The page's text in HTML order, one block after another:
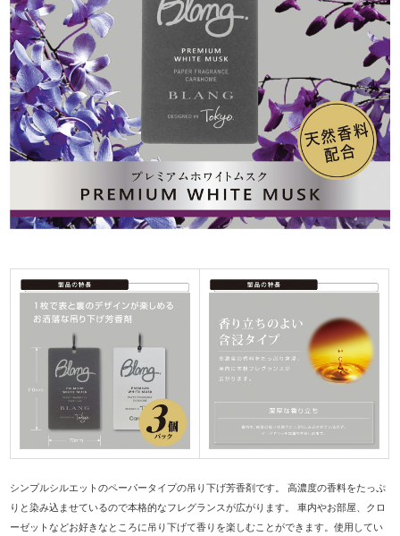
シンプルシルエットのペーパータイプの吊り下げ芳香剤です。 高濃度の香料をたっぷ
りと染み込ませているので本格的なフレグランスが広がります。 車内やお部屋、クロ
ーゼットなどお好きなところに吊り下げて香りを楽しむことができます。使用してい